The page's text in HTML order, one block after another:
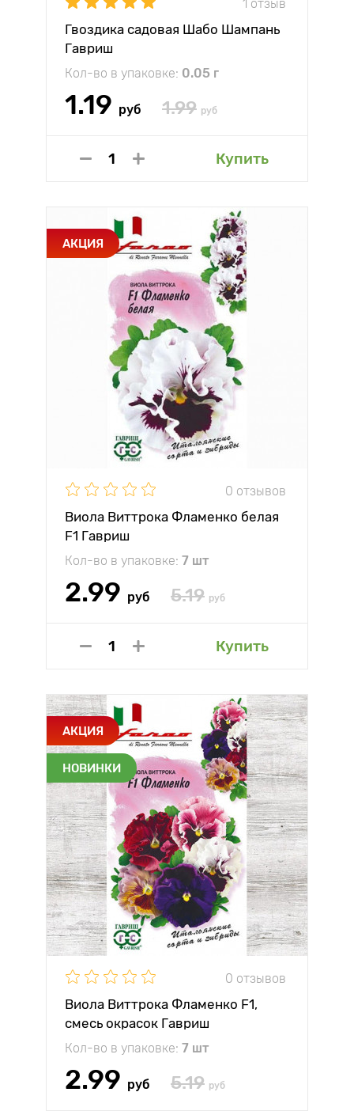
1 отзыв
Гвоздика садовая Шабо Шампань
Гавриш
Кол-во в упаковке: 0.05 г
1.19 руб 1.99 руб
Купить
АКЦИЯ
0 отзывов
Виола Виттрока Фламенко белая
F1 Гавриш
Кол-во в упаковке: 7 шт
2.99 руб 5.19 руб
Купить
АКЦИЯ
НОВИНКИ
0 отзывов
Виола Виттрока Фламенко F1,
смесь окрасок Гавриш
Кол-во в упаковке: 7 шт
2.99 руб 5.19 руб